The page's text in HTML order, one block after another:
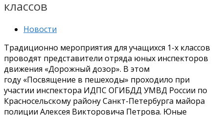
классов
Новости
Традиционно мероприятия для учащихся 1-х классов
проводят представители отряда юных инспекторов
движения «Дорожный дозор». В этом
году «Посвящение в пешеходы» проходило при
участии инспектора ИДПС ОГИБДД УМВД России по
Красносельскому району Санкт-Петербурга майора
полиции Алексея Викторовича Петрова. Юные